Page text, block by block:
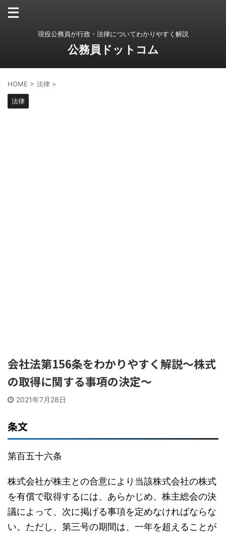
現役公務員が行政・法律についてわかりやすく解説
公務員ドットコム
HOME > 法律 >
法律
会社法第156条をわかりやすく解説〜株式
の取得に関する事項の決定〜
2021年7月28日
条文
第百五十六条
株式会社が株主との合意により当該株式会社の株式
を有償で取得するには、あらかじめ、株主総会の決
議によって、次に掲げる事項を定めなければならな
い。ただし、第三号の期間は、一年を超えることが